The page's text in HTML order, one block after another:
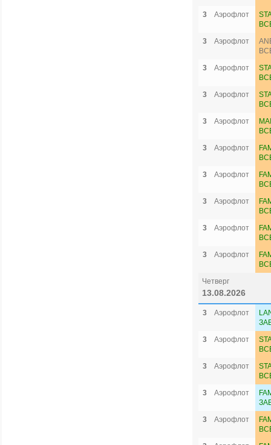
3
Аэрофлот
3
Аэрофлот
3
Аэрофлот
3
Аэрофлот
3
Аэрофлот
3
Аэрофлот
3
Аэрофлот
3
Аэрофлот
3
Аэрофлот
3
Аэрофлот
Четверг
13.08.2026
3 Аэрофлот
3
Аэрофлот
3
Аэрофлот
3
Аэрофлот
3
Аэрофлот